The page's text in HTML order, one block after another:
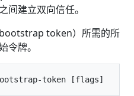
间建立双向信任。
token）所需的所
令牌。